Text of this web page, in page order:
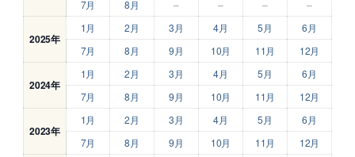
7月
8月 – – – –
2025年
1月 2月 3月 4月 5月
6月
7月
8月 9月 10月 11月 12月
2024年
1月 2月 3月 4月 5月
6月
7月
8月 9月 10月 11月 12月
2023年
1月 2月 3月 4月 5月
6月
7月
8月 9月 10月 11月 12月